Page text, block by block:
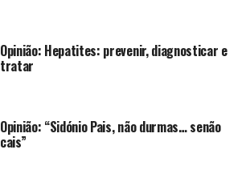
Opinião: Hepatites: prevenir, diagnosticar e
tratar
Opinião: “Sidónio Pais, não durmas… senão
cais”